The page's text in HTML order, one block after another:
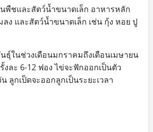
นพืชและสัตว์น้ำขนาดเล็ก อาหารหลัก
ง และสัตว์น้ำขนาดเล็ก เช่น กุ้ง หอย ปู
ธุ์ในช่วงเดือนมกราคมถึงเดือนเมษายน
งละ 6-12 ฟอง ไข่จะฟักออกเป็นตัว
ลูกเป็ดจะออกลูกเป็นระยะเวลา